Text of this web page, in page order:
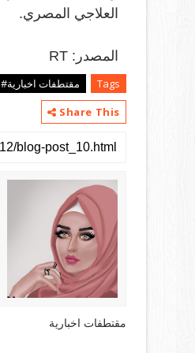
العلاجي المصري.
المصدر: RT
Tags
مقتطفات اخبارية#
Share This
مقتطفات اخبارية